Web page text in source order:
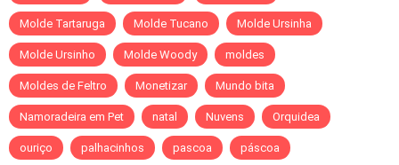
Molde Tartaruga Molde Tucano Molde Ursinha
Molde Ursinho Molde Woody moldes
Moldes de Feltro Monetizar Mundo bita
Namoradeira em Pet natal Nuvens Orquidea
ouriço palhacinhos pascoa páscoa